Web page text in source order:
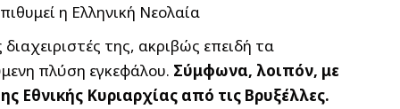
της, ακριβώς επειδή τα
πλύση εγκεφάλου. Σύμφωνα, λοιπόν, με
Εθνικής Κυριαρχίας από τις Βρυξέλλες.